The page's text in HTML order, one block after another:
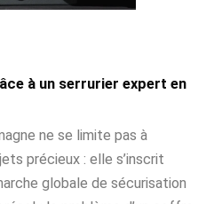
à un serrurier expert en
ne se limite pas à
précieux : elle s’inscrit
globale de sécurisation